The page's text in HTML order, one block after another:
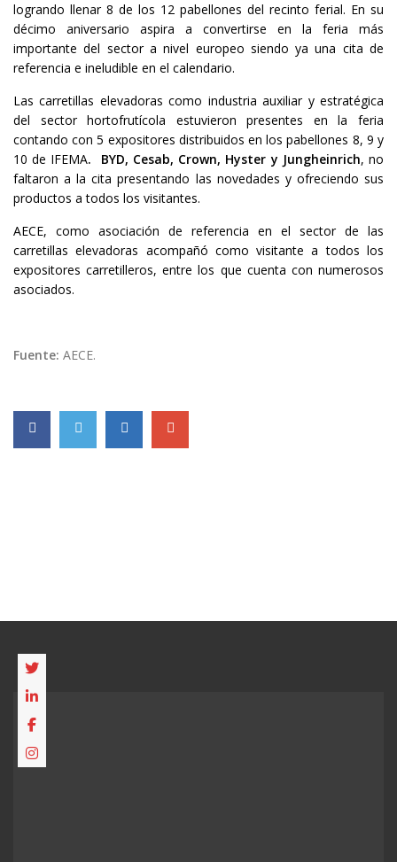
logrando llenar 8 de los 12 pabellones del recinto ferial. En su
décimo aniversario aspira a convertirse en la feria más
importante del sector a nivel europeo siendo ya una cita de
referencia e ineludible en el calendario.
Las carretillas elevadoras como industria auxiliar y estratégica
del sector hortofrutícola estuvieron presentes en la feria
contando con 5 expositores distribuidos en los pabellones 8, 9 y
10 de IFEMA. BYD, Cesab, Crown, Hyster y Jungheinrich, no
faltaron a la cita presentando las novedades y ofreciendo sus
productos a todos los visitantes.
AECE, como asociación de referencia en el sector de las
carretillas elevadoras acompañó como visitante a todos los
expositores carretilleros, entre los que cuenta con numerosos
asociados.
Fuente: AECE.